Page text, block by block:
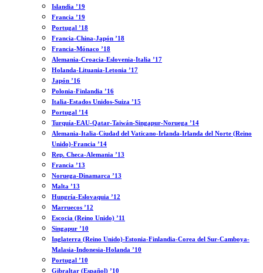
Islandia ’19
Francia ’19
Portugal ’18
Francia-China-Japón ’18
Francia-Mónaco ’18
Alemania-Croacia-Eslovenia-Italia ’17
Holanda-Lituania-Letonia ’17
Japón ’16
Polonia-Finlandia ’16
Italia-Estados Unidos-Suiza ’15
Portugal ’14
Turquía-EAU-Qatar-Taiwán-Singapur-Noruega ’14
Alemania-Italia-Ciudad del Vaticano-Irlanda-Irlanda del Norte (Reino
Unido)-Francia ’14
Rep. Checa-Alemania ’13
Francia ’13
Noruega-Dinamarca ’13
Malta ’13
Hungría-Eslovaquia ’12
Marruecos ’12
Escocia (Reino Unido) ’11
Singapur ’10
Inglaterra (Reino Unido)-Estonia-Finlandia-Corea del Sur-Camboya-
Malasia-Indonesia-Holanda ’10
Portugal ’10
Gibraltar (Español) ’10